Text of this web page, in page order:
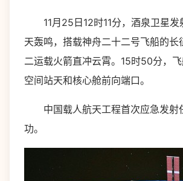
11月25日12时11分，酒泉卫星发
天轰鸣，搭载神舟二十二号飞船的长
二运载火箭直冲云霄。15时50分，
空间站天和核心舱前向端口。
中国载人航天工程首次应急发射
功。